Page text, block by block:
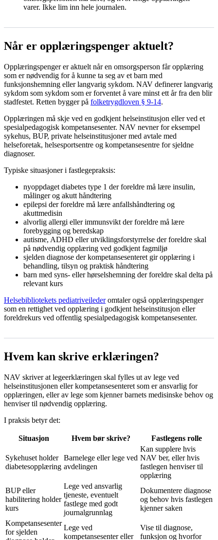
varer. Ikke lim inn hele journalen.
Når er opplæringspenger aktuelt?
Opplæringspenger er aktuelt når en omsorgsperson får opplæring
som er nødvendig for å kunne ta seg av et barn med
funksjonshemning eller langvarig sykdom. NAV definerer langvarig
sykdom som sykdom som er forventet å vare minst ett år fra den blir
stadfestet. Retten bygger på folketrygdloven § 9-14.
Opplæringen må skje ved en godkjent helseinstitusjon eller ved et
spesialpedagogisk kompetansesenter. NAV nevner for eksempel
sykehus, BUP, private helseinstitusjoner med avtale med
helseforetak, helsesportsentre og kompetansesentre for sjeldne
diagnoser.
Typiske situasjoner i fastlegepraksis:
nyoppdaget diabetes type 1 der foreldre må lære insulin,
målinger og akutt håndtering
epilepsi der foreldre må lære anfallshåndtering og
akuttmedisin
alvorlig allergi eller immunsvikt der foreldre må lære
forebygging og beredskap
autisme, ADHD eller utviklingsforstyrrelse der foreldre skal
på nødvendig opplæring ved godkjent fagmiljø
sjelden diagnose der kompetansesenteret gir opplæring i
behandling, tilsyn og praktisk håndtering
barn med syns- eller hørselshemning der foreldre skal delta på
relevant kurs
Helsebibliotekets pediatriveilederomtaler også opplæringspenger
som en rettighet ved opplæring i godkjent helseinstitusjon eller
foreldrekurs ved offentlig spesialpedagogisk kompetansesenter.
Hvem kan skrive erklæringen?
NAV skriver at legeerklæringen skal fylles ut av lege ved
helseinstitusjonen eller kompetansesenteret som er ansvarlig for
opplæringen, eller av lege som kjenner barnets medisinske behov og
henviser til nødvendig opplæring.
I praksis betyr det:
Situasjon Hvem bør skrive? Fastlegens rolle
Sykehuset holder
diabetesopplæring
Barnelege eller lege ved
avdelingen
Kan supplere hvis
NAV ber, eller hvis
fastlegen henviser til
opplæring
BUP eller
habilitering holder
kurs
Lege ved ansvarlig
tjeneste, eventuelt
fastlege med godt
journalgrunnlag
Dokumentere diagnose
og behov hvis fastlegen
kjenner saken
Kompetansesenter
for sjelden
Lege ved
kompetansesenter eller
Vise til diagnose,
funksjon og hvorfor